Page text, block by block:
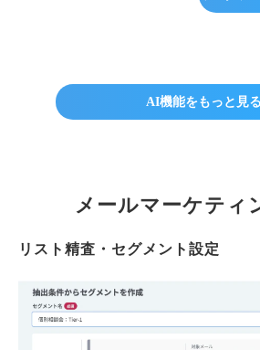
AI機能をもっと見る
メールマーケティ
リスト精査・セグメント設定